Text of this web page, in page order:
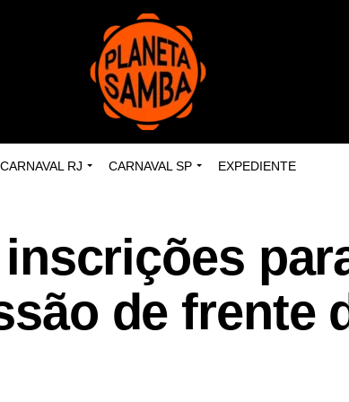
CARNAVAL RJ CARNAVAL SP EXPEDIENTE
de frente